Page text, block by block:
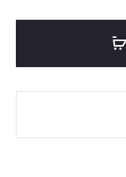
prix
est :